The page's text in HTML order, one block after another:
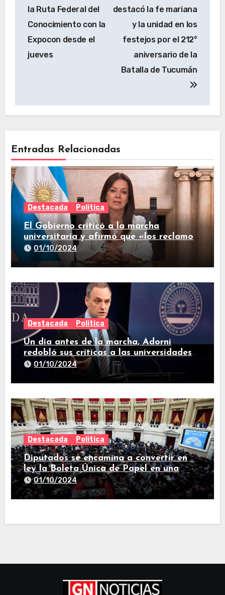
la Ruta Federal del
Conocimiento con la
Expocon desde el
jueves
destacó la fe mariana
y la unidad en los
festejos por el 212°
aniversario de la
Batalla de Tucumán
Entradas Relacionadas
Destacada Politica
El Gobierno criticó a la marcha
universitaria y afirmó que «los reclamos
están todos resueltos»
01/10/2024
Destacada Politica
Un día antes de la marcha, Adorni
redobló sus críticas a las universidades
nacionales
01/10/2024
Destacada Politica
Diputados se encamina a convertir en
ley la Boleta Única de Papel en una
larga sesión
01/10/2024